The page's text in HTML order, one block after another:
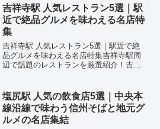
イタリアン、焼鳥、しゃぶしゃぶ、ビス
トロなど、ジャンルも多...
吉祥寺駅 人気レストラン5選｜駅
近で絶品グルメを味わえる名店特
集
吉祥寺駅 人気レストラン5選｜駅近で絶
品グルメを味わえる名店特集吉祥寺駅周
辺で話題のレストランを厳選紹介！吉祥
で、グルメの街としても知られていま
す。今回は、吉祥寺駅から徒...
塩尻駅 人気の飲食店5選｜中央本
線沿線で味わう信州そばと地元グ
ルメの名店集結